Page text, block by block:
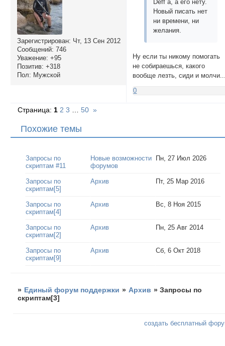
Зарегистрирован: Чт, 13 Сен 2012
Сообщений: 746
Уважение: +95
Позитив: +318
Пол: Мужской
Deff`а, а его нету.
Новый писать нет
ни времени, ни
желания.
Ну если ты никому помогать
не собираешься, какого
вообще лезть, сиди и
0
Страница:1 2 3 … 50 »
Похожие темы
Запросы по
скриптам #11
Новые возможности
форумов
Пн, 27 Июл 2026
Запросы по
скриптам[5]
Архив Пт, 25 Мар 2016
Запросы по
скриптам[4]
Архив Вс, 8 Ноя 2015
Запросы по
скриптам[2]
Архив Пн, 25 Авг 2014
Запросы по
скриптам[9]
Архив Сб, 6 Окт 2018
» Единый форум поддержки » Архив »Запросы по
скриптам[3]
создать бесплатный